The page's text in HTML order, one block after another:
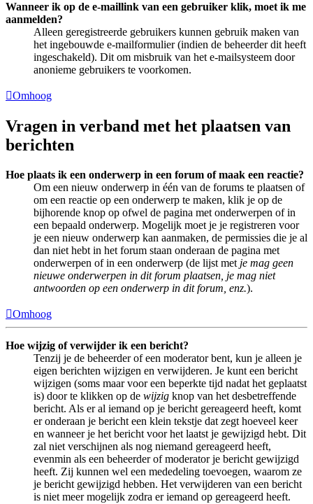
Wanneer ik op de e-maillink van een gebruiker klik, moet ik me
aanmelden?
Alleen geregistreerde gebruikers kunnen gebruik maken van
het ingebouwde e-mailformulier (indien de beheerder dit heeft
ingeschakeld). Dit om misbruik van het e-mailsysteem door
anonieme gebruikers te voorkomen.
Omhoog
Vragen in verband met het plaatsen van
berichten
Hoe plaats ik een onderwerp in een forum of maak een reactie?
Om een nieuw onderwerp in één van de forums te plaatsen of
om een reactie op een onderwerp te maken, klik je op de
bijhorende knop op ofwel de pagina met onderwerpen of in
een bepaald onderwerp. Mogelijk moet je je registreren voor
je een nieuw onderwerp kan aanmaken, de permissies die je al
dan niet hebt in het forum staan onderaan de pagina met
onderwerpen of in een onderwerp (de lijst met je mag geen
nieuwe onderwerpen in dit forum plaatsen, je mag niet
antwoorden op een onderwerp in dit forum, enz.).
Omhoog
Hoe wijzig of verwijder ik een bericht?
Tenzij je de beheerder of een moderator bent, kun je alleen je
eigen berichten wijzigen en verwijderen. Je kunt een bericht
wijzigen (soms maar voor een beperkte tijd nadat het geplaatst
is) door te klikken op de wijzig knop van het desbetreffende
bericht. Als er al iemand op je bericht gereageerd heeft, komt
er onderaan je bericht een klein tekstje dat zegt hoeveel keer
en wanneer je het bericht voor het laatst je gewijzigd hebt. Dit
zal niet verschijnen als nog niemand gereageerd heeft,
evenmin als een beheerder of moderator je bericht gewijzigd
heeft. Zij kunnen wel een mededeling toevoegen, waarom ze
je bericht gewijzigd hebben. Het verwijderen van een bericht
is niet meer mogelijk zodra er iemand op gereageerd heeft.